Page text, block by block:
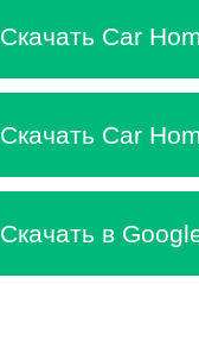
Скачать Car
Скачать Car
Скачать в